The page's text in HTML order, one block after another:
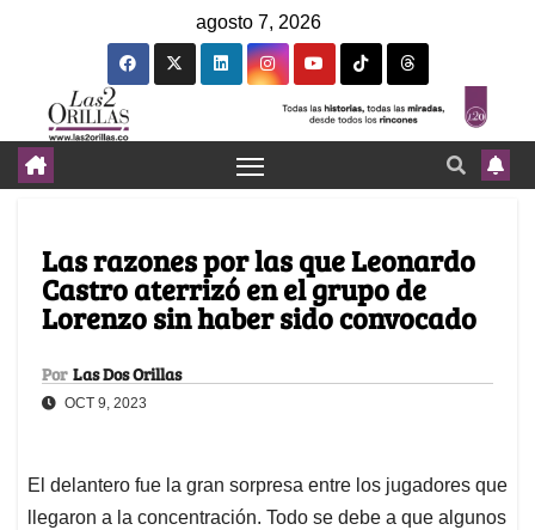
agosto 7, 2026
Las razones por las que Leonardo
Castro aterrizó en el grupo de
Lorenzo sin haber sido convocado
Por Las Dos Orillas
OCT 9, 2023
El delantero fue la gran sorpresa entre los jugadores que
llegaron a la concentración. Todo se debe a que algunos